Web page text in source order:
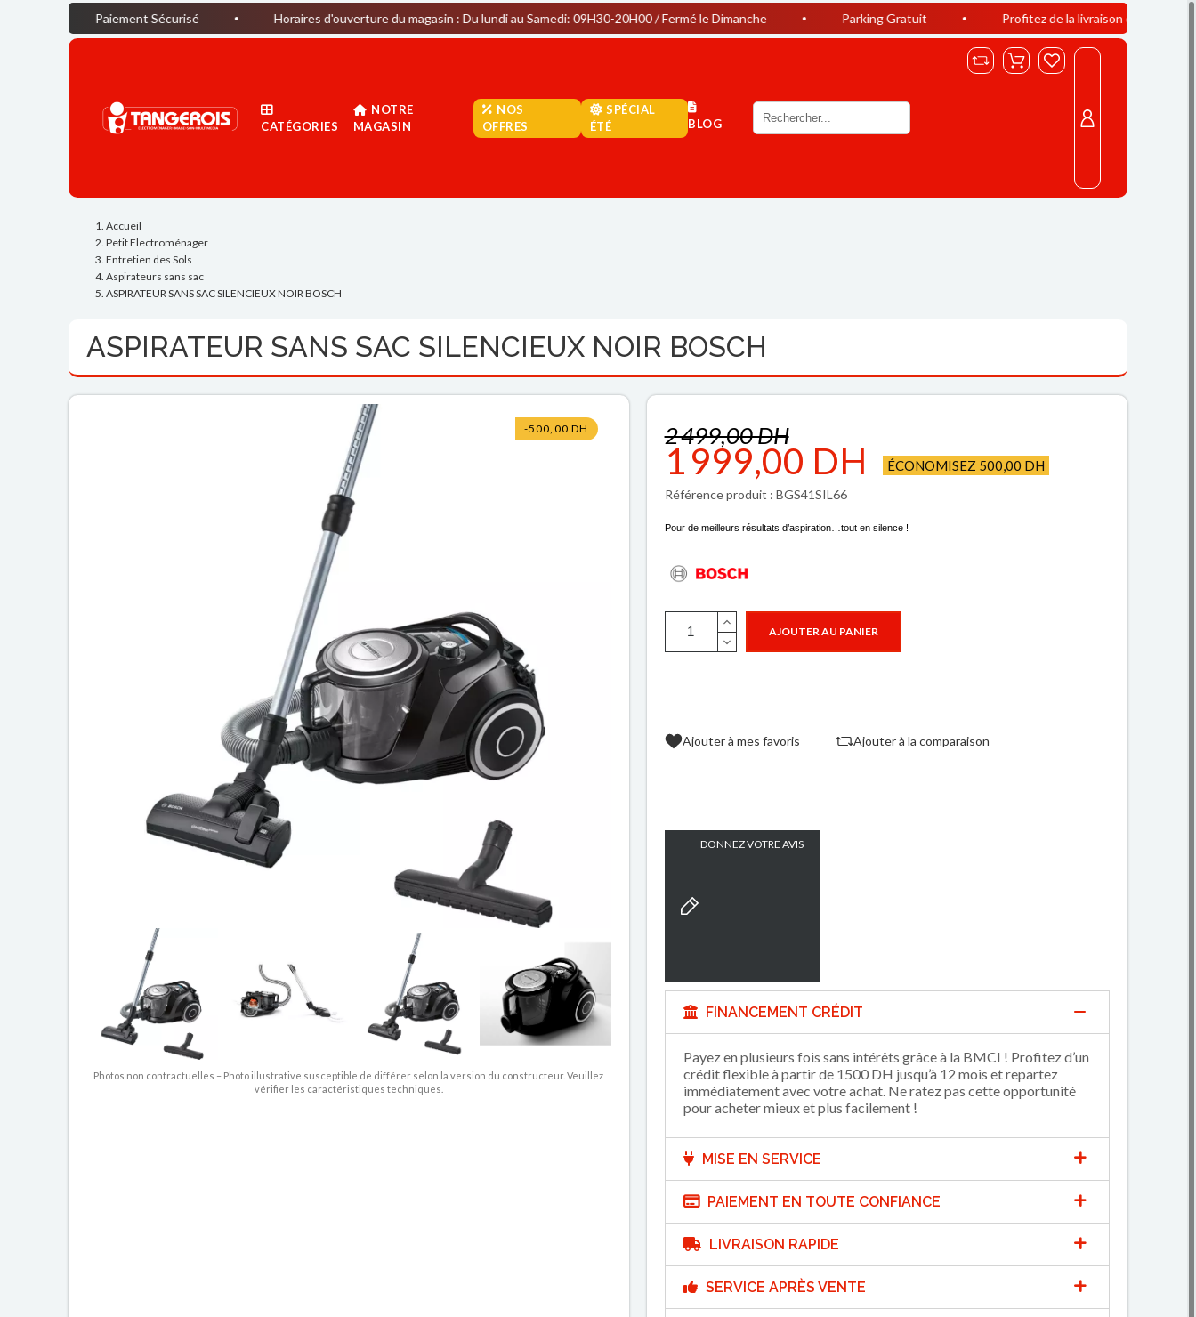
Paiement Sécurisé Horaires d'ouverture du magasin : Du lundi au Samedi: 09H30-20H00 / Fermé le Dimanche Parking Gratuit Profitez de la livraison offerte à Casablanca dès
CATÉGORIES
NOTRE
MAGASIN
NOS
OFFRES
SPÉCIAL
ÉTÉ
BLOG
Accueil
Petit Electroménager
Entretien des Sols
Aspirateurs sans sac
ASPIRATEUR SANS SAC SILENCIEUX NOIR BOSCH
ASPIRATEUR SANS SAC SILENCIEUX NOIR BOSCH
-500,00 DH
Photos non contractuelles – Photo illustrative susceptible de différer selon la version du constructeur. Veuillez
vérifier les caractéristiques techniques.
2 499,00 DH
1 999,00 DH ÉCONOMISEZ 500,00 DH
Référence produit : BGS41SIL66
Pour de meilleurs résultats d’aspiration…tout en silence !
AJOUTER AU PANIER
Ajouter à mes favoris Ajouter à la comparaison
DONNEZ VOTRE AVIS
FINANCEMENT CRÉDIT
Payez en plusieurs fois sans intérêts grâce à la BMCI ! Profitez d’un
crédit flexible à partir de 1500 DH jusqu’à 12 mois et repartez
immédiatement avec votre achat. Ne ratez pas cette opportunité
pour acheter mieux et plus facilement !
MISE EN SERVICE
PAIEMENT EN TOUTE CONFIANCE
LIVRAISON RAPIDE
SERVICE APRÈS VENTE